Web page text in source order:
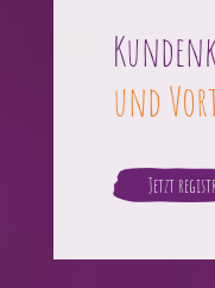
und
Jetzt